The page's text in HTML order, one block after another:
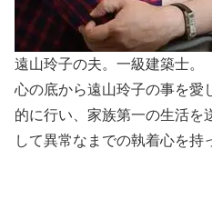
遠山玲子の夫。一級建築士。
心の底から遠山玲子の事を愛
的に行い、家族第一の生活を
して異常なまでの執着心を持